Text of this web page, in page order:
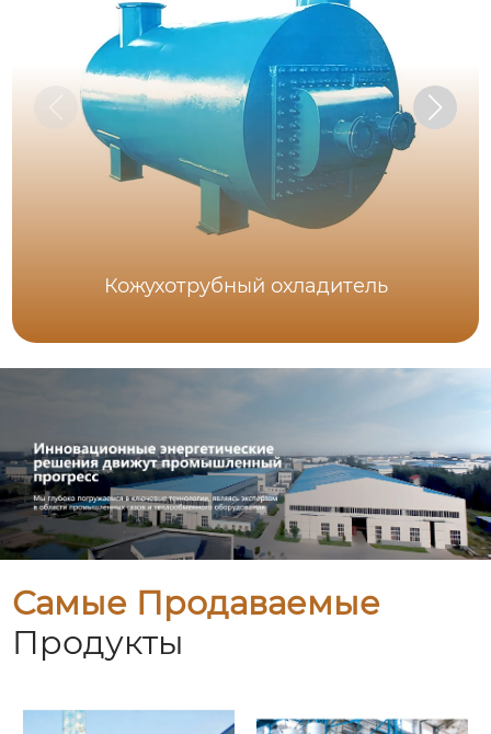
Кожухотрубный охладитель
Самые Продаваемые
Продукты